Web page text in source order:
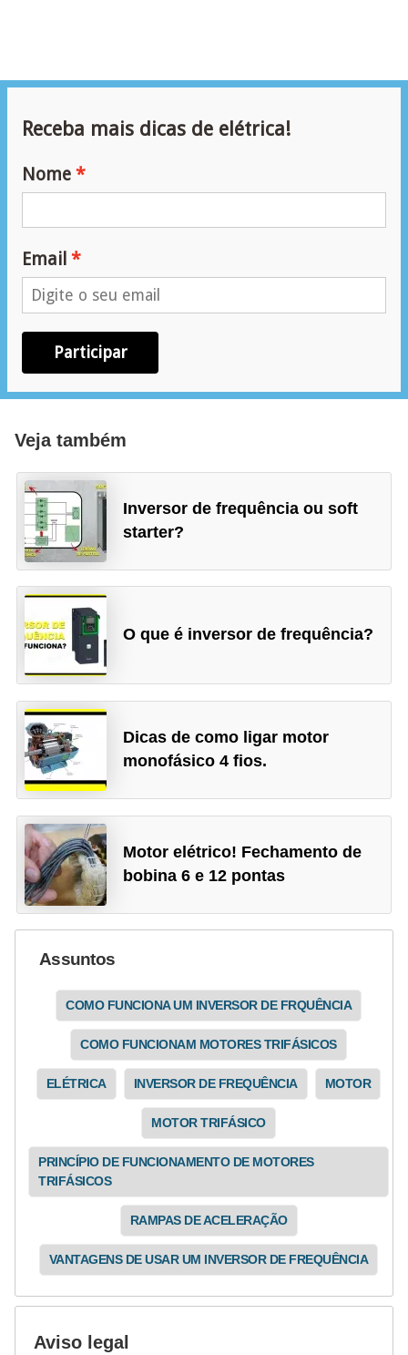
Receba mais dicas de elétrica!
Nome
Email
Participar
Veja também
Inversor de frequência ou soft
starter?
O que é inversor de frequência?
Dicas de como ligar motor
monofásico 4 fios.
Motor elétrico! Fechamento de
bobina 6 e 12 pontas
Assuntos
COMO FUNCIONA UM INVERSOR DE FRQUÊNCIA
COMO FUNCIONAM MOTORES TRIFÁSICOS
ELÉTRICA INVERSOR DE FREQUÊNCIA MOTOR
MOTOR TRIFÁSICO
PRINCÍPIO DE FUNCIONAMENTO DE MOTORES
TRIFÁSICOS
RAMPAS DE ACELERAÇÃO
VANTAGENS DE USAR UM INVERSOR DE FREQUÊNCIA
Aviso legal
P
o
e
s
e
q
u
e
a
s
e
l
é
t
r
i
c
o
s
S
e
g
u
r
a
n
m
e
e
t
a